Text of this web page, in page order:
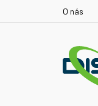
O nás